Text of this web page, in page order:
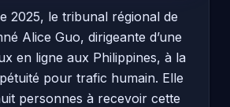
2025, le tribunal régional de
Alice Guo, dirigeante d’une
en ligne aux Philippines, à la
pour trafic humain. Elle
personnes à recevoir cette